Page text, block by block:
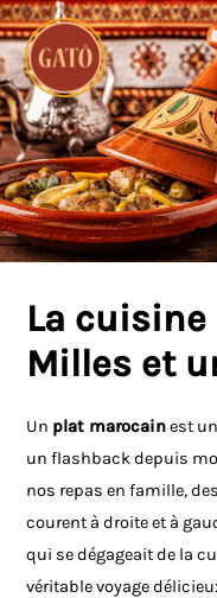
La
Milles et
Un plat marocainest
un flashback depuis
nos repas en famille,
courent à droite et à
qui se dégageait de la
véritable voyage
Navigation
de
l’article